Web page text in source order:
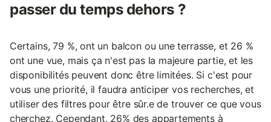
passer du temps dehors ?
Certains, 79 %, ont un balcon ou une terrasse, et 26 %
ont une vue, mais ça n'est pas la majeure partie, et les
disponibilités peuvent donc être limitées. Si c'est pour
vous une priorité, il faudra anticiper vos recherches, et
utiliser des filtres pour être sûr.e de trouver ce que vous
cherchez. Cependant, 26% des appartements à